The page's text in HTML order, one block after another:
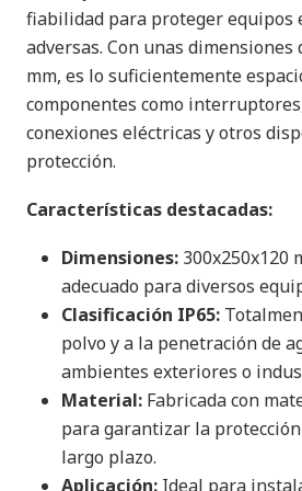
fiabilidad para proteger equipos
adversas. Con unas dimensiones
mm, es lo suficientemente
componentes como
conexiones eléctricas y otros
protección.
Características destacadas:
Dimensiones: 300x250x120
adecuado para diversos
Clasificación IP65:
polvo y a la penetración de
ambientes exteriores o
Material: Fabricada con
para garantizar la
largo plazo.
Aplicación: Ideal para